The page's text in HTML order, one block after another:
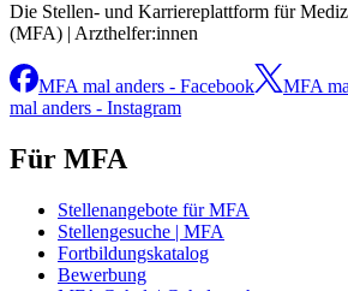
Die Stellen- und Karriereplattform für
(MFA) | Arzthelfer:innen
MFA mal anders - Facebook MFA
mal anders - Instagram
Für MFA
Stellenangebote für MFA
Stellengesuche | MFA
Fortbildungskatalog
Bewerbung